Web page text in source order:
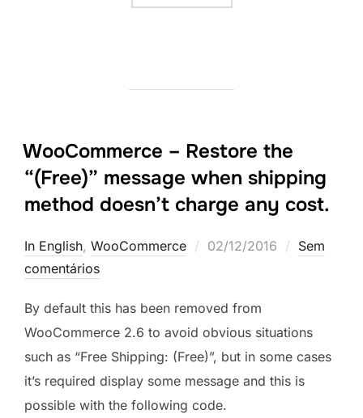
WooCommerce – Restore the
“(Free)” message when shipping
method doesn’t charge any cost.
In English, WooCommerce
Postado
02/12/2016
Sem
comentários
By default this has been removed from
WooCommerce 2.6 to avoid obvious situations
such as “Free Shipping: (Free)”, but in some cases
it’s required display some message and this is
possible with the following code.